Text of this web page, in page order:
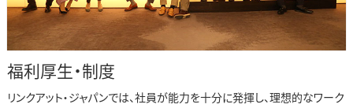
福利厚生・制度
リンクアット・ジャパンでは、社員が能力を十分に発揮し、理想的なワーク